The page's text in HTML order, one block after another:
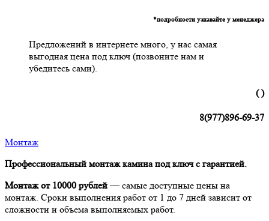
*подробности узнавайте у менеджера
Предложений в интернете много, у нас самая
выгодная цена под ключ (позвоните нам и
убедитесь сами).
( )
8(977)896-69-37
Монтаж
Профессиональный монтаж камина под ключ с гарантией.
Монтаж от 10000 рублей— самые доступные цены на
монтаж. Сроки выполнения работ от 1 до 7 дней зависит от
сложности и объема выполняемых работ.